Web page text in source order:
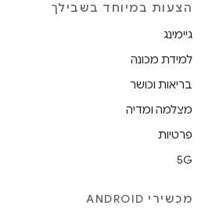
הצעות במיוחד בשבילך
גיימינג
למידת מכונה
בריאות וכושר
מצלמה ומדיה
פרטיות
5G
מכשירי ANDROID